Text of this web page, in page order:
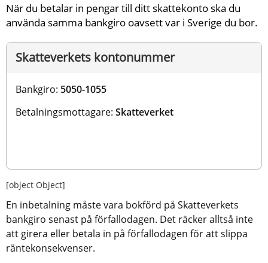
När du betalar in pengar till ditt skattekonto ska du
använda samma bankgiro oavsett var i Sverige du bor.
Skatteverkets kontonummer
Bankgiro: 5050-1055
Betalningsmottagare: Skatteverket
[object Object]
En inbetalning måste vara bokförd på Skatteverkets
bankgiro senast på förfallodagen. Det räcker alltså inte
att girera eller betala in på förfallodagen för att slippa
räntekonsekvenser.